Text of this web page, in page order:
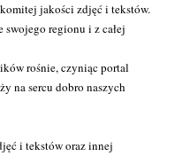
jakości zdjęć i tekstów.
swojego regionu i z całej
rośnie, czyniąc portal
na sercu dobro naszych
i tekstów oraz innej